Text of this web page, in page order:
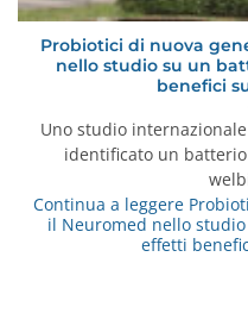
Probiotici di nuova
nello studio su un
benefici
Uno studio
identificato un
Continua a leggere
il Neuromed nello
effetti